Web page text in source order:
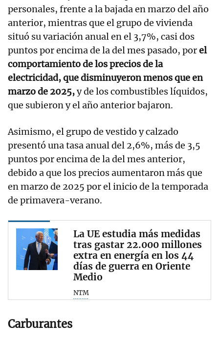
personales, frente a la bajada en marzo del año
anterior, mientras que el grupo de vivienda
situó su variación anual en el 3,7%, casi dos
puntos por encima de la del mes pasado, porel
comportamiento de los precios de la
electricidad, que disminuyeron menos que en
marzo de 2025,y de los combustibles líquidos,
que subieron y el año anterior bajaron.
Asimismo, el grupo de vestido y calzado
presentó una tasa anual del 2,6%, más de 3,5
puntos por encima de la del mes anterior,
debido a que los precios aumentaron más que
en marzo de 2025 por el inicio de la temporada
de primavera-verano.
La UE estudia más medidas
tras gastar 22.000 millones
extra en energía en los 44
días de guerra en Oriente
Medio
NTM
Carburantes